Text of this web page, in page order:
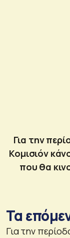
Για την
Κομισιόν
που θα
Τα
Για την